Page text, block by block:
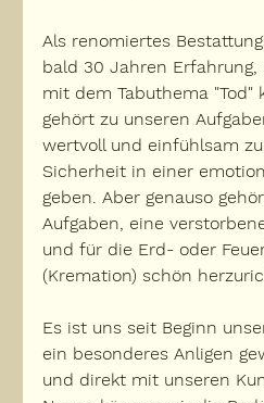
Als renomiertes
bald 30 Jahren
mit dem Tabuthema "Tod"
gehört zu unseren
wertvoll und einfühlsam
Sicherheit in einer
geben. Aber genauso
Aufgaben, eine
und für die Erd- oder
(Kremation) schön
Es ist uns seit Beginn
ein besonderes Anligen
und direkt mit unseren